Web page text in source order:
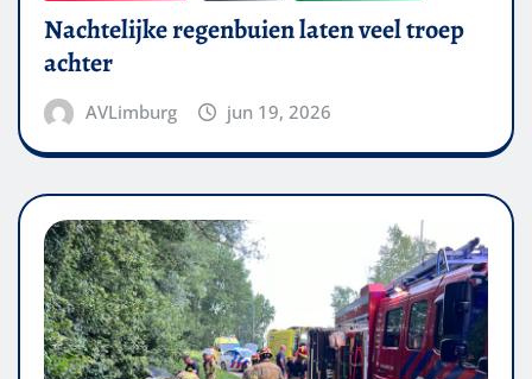
Nachtelijke regenbuien laten veel troep
achter
AVLimburg jun 19, 2026